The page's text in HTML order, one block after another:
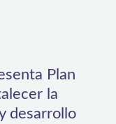
Plan
la
desarrollo